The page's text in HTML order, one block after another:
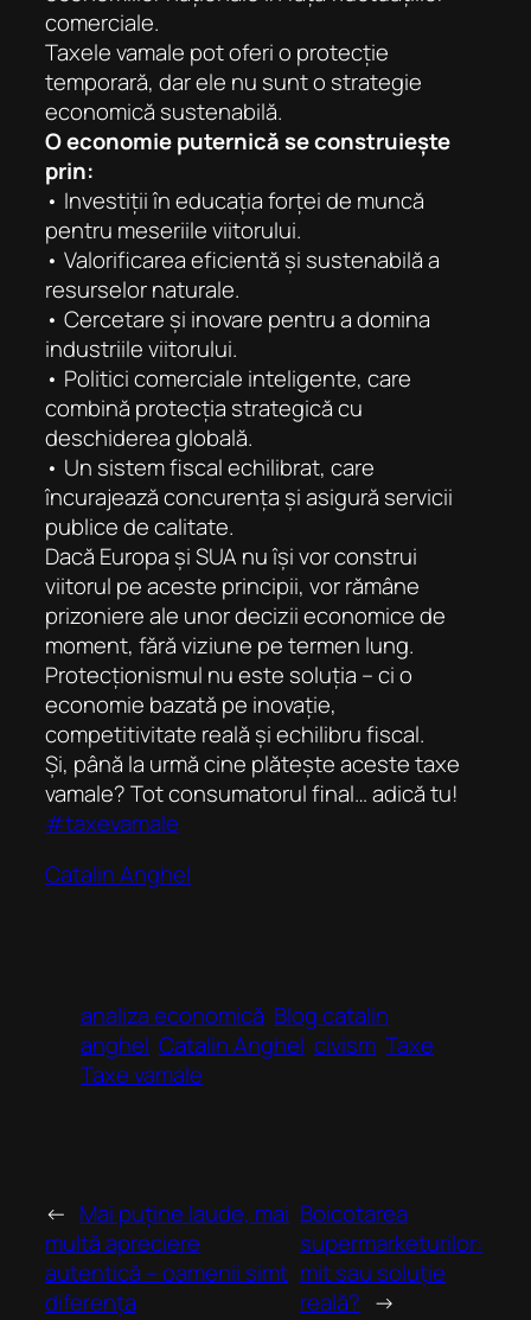
comerciale.
Taxele vamale pot oferi o protecție
temporară, dar ele nu sunt o strategie
economică sustenabilă.
O economie puternică se construiește
prin:
• Investiții în educația forței de muncă
pentru meseriile viitorului.
• Valorificarea eficientă și sustenabilă a
resurselor naturale.
• Cercetare și inovare pentru a domina
industriile viitorului.
• Politici comerciale inteligente, care
combină protecția strategică cu
deschiderea globală.
• Un sistem fiscal echilibrat, care
încurajează concurența și asigură servicii
publice de calitate.
Dacă Europa și SUA nu își vor construi
viitorul pe aceste principii, vor rămâne
prizoniere ale unor decizii economice de
moment, fără viziune pe termen lung.
Protecționismul nu este soluția – ci o
economie bazată pe inovație,
competitivitate reală și echilibru fiscal.
Și, până la urmă cine plătește aceste taxe
vamale? Tot consumatorul final… adică tu!
#taxevamale
Catalin Anghel
analiza economică Blog catalin
anghel Catalin Anghel civism Taxe
Taxe vamale
← Mai puține laude, mai
multă apreciere
autentică – oamenii simt
diferența
Boicotarea
supermarketurilor:
mit sau soluție
reală? →